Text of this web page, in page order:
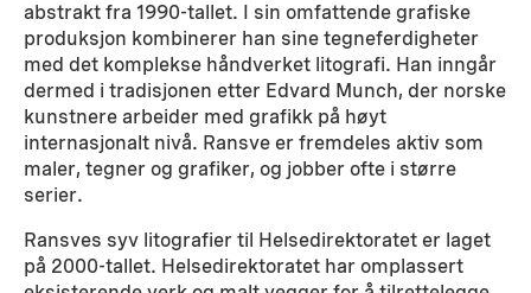
abstrakt fra 1990-tallet. I sin omfattende grafiske
produksjon kombinerer han sine tegneferdigheter
med det komplekse håndverket litografi. Han inngår
dermed i tradisjonen etter Edvard Munch, der norske
kunstnere arbeider med grafikk på høyt
internasjonalt nivå. Ransve er fremdeles aktiv som
maler, tegner og grafiker, og jobber ofte i større
serier.
Ransves syv litografier til Helsedirektoratet er laget
på 2000-tallet. Helsedirektoratet har omplassert